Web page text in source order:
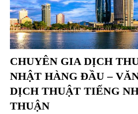
CHUYÊN GIA DỊCH
NHẬT HÀNG ĐẦU –
DỊCH THUẬT TIẾNG
THUẬN